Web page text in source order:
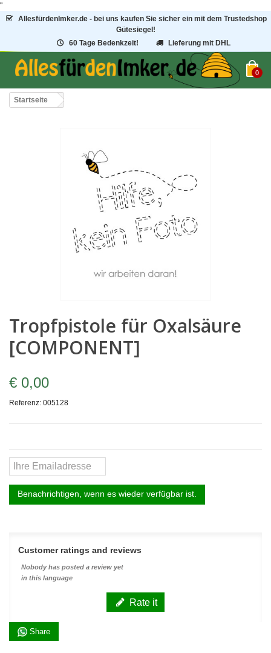
"
AllesfürdenImker.de - bei uns kaufen Sie sicher ein mit dem Trustedshop
Gütesiegel!
60 Tage Bedenkzeit!
Lieferung mit DHL
0
Startseite
Tropfpistole für Oxalsäure
[COMPONENT]
€ 0,00
Referenz: 005128
Benachrichtigen, wenn es wieder verfügbar ist.
Customer ratings and reviews
Nobody has posted a review yet
in this language
Rate it
Share